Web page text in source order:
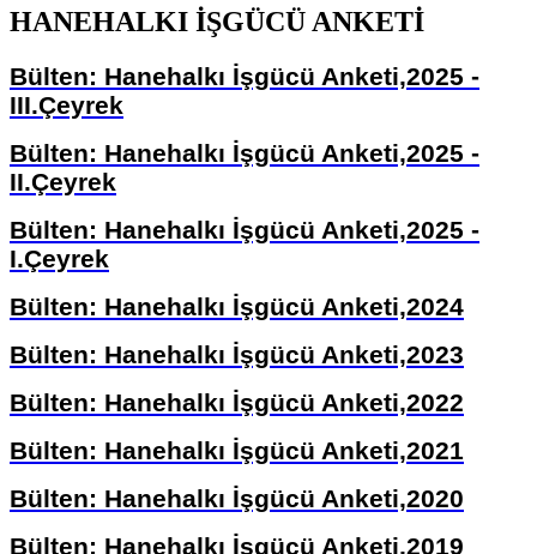
HANEHALKI İŞGÜCÜ ANKETİ
Bülten: Hanehalkı İşgücü Anketi,2025 -
III.Çeyrek
Bülten: Hanehalkı İşgücü Anketi,2025 -
II.Çeyrek
Bülten: Hanehalkı İşgücü Anketi,2025 -
I.Çeyrek
Bülten: Hanehalkı İşgücü Anketi,2024
Bülten: Hanehalkı İşgücü Anketi,2023
Bülten: Hanehalkı İşgücü Anketi,2022
Bülten: Hanehalkı İşgücü Anketi,2021
Bülten: Hanehalkı İşgücü Anketi,2020
Bülten: Hanehalkı İşgücü Anketi,2019